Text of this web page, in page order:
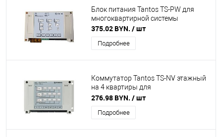
Блок питания Tantos TS-PW для
многоквартирной системы
375.02 BYN. / шт
Подробнее
Коммутатор Tantos TS-NV этажный
на 4 квартиры для
многоквартирной системы
276.98 BYN. / шт
Подробнее